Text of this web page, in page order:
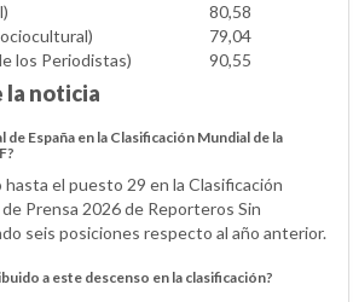
80,58
79,04
los Periodistas) 90,55
la noticia
de España en la Clasificación Mundial de la
hasta el puesto 29 en la Clasificación
Prensa 2026 de Reporteros Sin
seis posiciones respecto al año anterior.
a este descenso en la clasificación?